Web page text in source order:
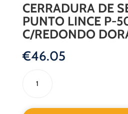
CERRADURA DE
PUNTO LINCE P-
C/REDONDO
€46.05